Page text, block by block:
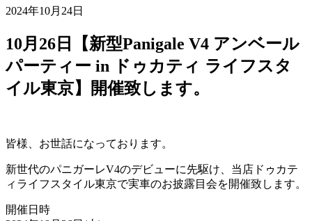
2024年10月24日
10月26日【新型Panigale V4 アンベール
パーティー in ドゥカティ ライフスタ
イル東京】開催致します。
皆様、お世話になっております。
新世代のパニガーレV4のデビューに先駆け、当店ドゥカテ
ィライフスタイル東京で実車のお披露目会を開催致します。
開催日時